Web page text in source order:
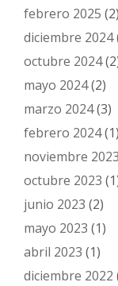
febrero 2025 (2)
diciembre 2024
octubre 2024
mayo 2024(2)
marzo 2024(3)
febrero 2024(1)
noviembre 2023
octubre 2023
junio 2023 (2)
mayo 2023 (1)
abril 2023 (1)
diciembre 2022